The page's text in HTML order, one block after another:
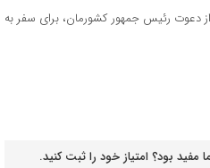
رئیس جمهور کشورمان، برای سفر به
مفید بود؟ امتیاز خود را ثبت کنید.